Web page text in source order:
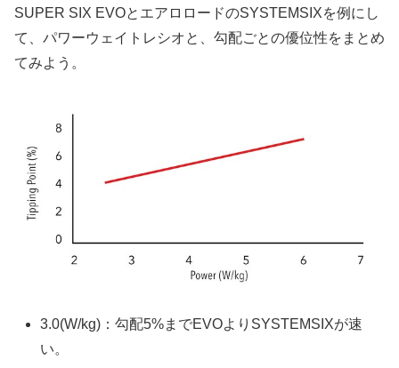
SUPER SIX EVOとエアロロードのSYSTEMSIXを例にし
て、パワーウェイトレシオと、勾配ごとの優位性をまとめ
てみよう。
3.0(W/kg)：勾配5%までEVOよりSYSTEMSIXが速
い。